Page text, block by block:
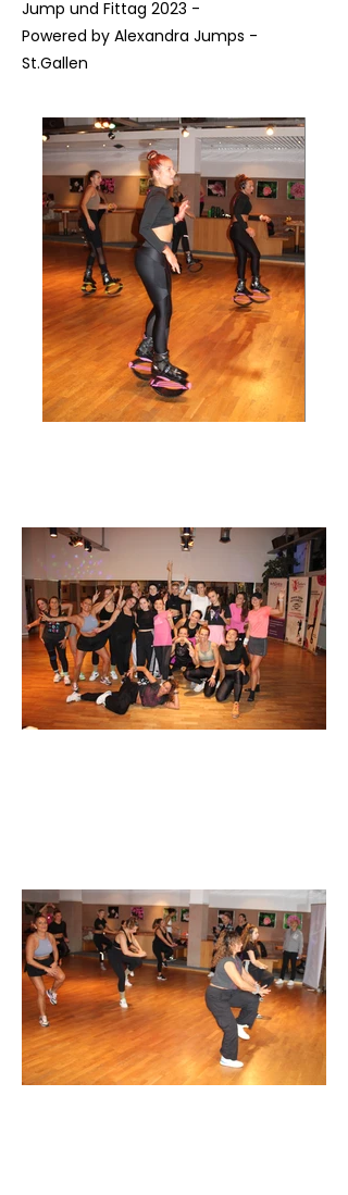
Jump und Fittag 2023 -
Powered by Alexandra Jumps -
St.Gallen